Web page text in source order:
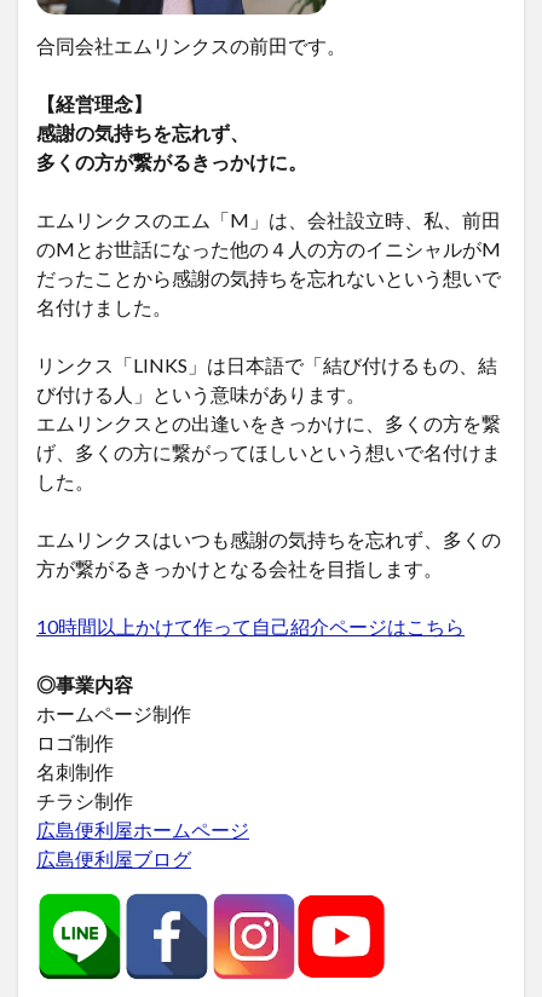
合同会社エムリンクスの前田です。
【経営理念】
感謝の気持ちを忘れず、
多くの方が繋がるきっかけに。
エムリンクスのエム「M」は、会社設立時、私、前田
のMとお世話になった他の４人の方のイニシャルがM
だったことから感謝の気持ちを忘れないという想いで
名付けました。
リンクス「LINKS」は日本語で「結び付けるもの、結
び付ける人」という意味があります。
エムリンクスとの出逢いをきっかけに、多くの方を繋
げ、多くの方に繋がってほしいという想いで名付けま
した。
エムリンクスはいつも感謝の気持ちを忘れず、多くの
方が繋がるきっかけとなる会社を目指します。
10時間以上かけて作って自己紹介ページはこちら
◎事業内容
ホームページ制作
ロゴ制作
名刺制作
チラシ制作
広島便利屋ホームページ
広島便利屋ブログ